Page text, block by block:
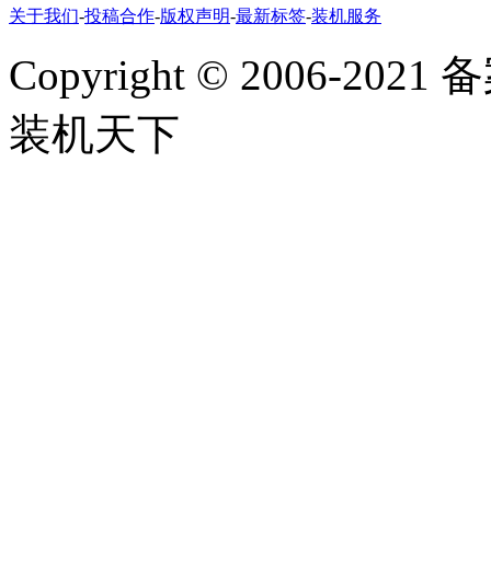
关于我们-投稿合作-版权声明-最新标签-装机服务
Copyright © 2006-2021
装机天下